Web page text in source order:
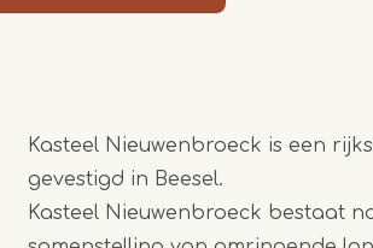
Kasteel Nieuwenbroeck is een
gevestigd in Beesel.
Kasteel Nieuwenbroeck bestaat